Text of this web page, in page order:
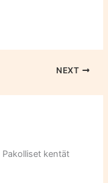
NEXT
Pakolliset kentät